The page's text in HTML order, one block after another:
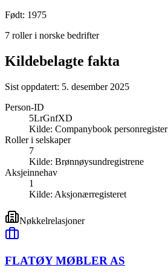
Født: 1975
7 roller i norske bedrifter
Kildebelagte fakta
Sist oppdatert: 5. desember 2025
Person-ID
5LrGnfXD
Kilde: Companybook personregister
Roller i selskaper
7
Kilde: Brønnøysundregistrene
Aksjeinnehav
1
Kilde: Aksjonærregisteret
Nøkkelrelasjoner
FLATØY MØBLER AS